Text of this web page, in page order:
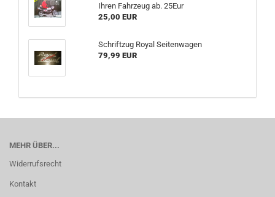
Ihren Fahrzeug ab. 25Eur
25,00 EUR
Schriftzug Royal Seitenwagen
79,99 EUR
MEHR ÜBER...
Widerrufsrecht
Kontakt